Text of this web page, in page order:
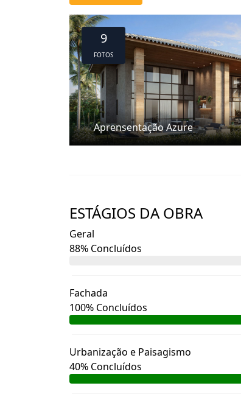
Aprensentação Azure
9
FOTOS
ESTÁGIOS DA OBRA
Geral
88% Concluídos
Fachada
100% Concluídos
Urbanização e Paisagismo
40% Concluídos